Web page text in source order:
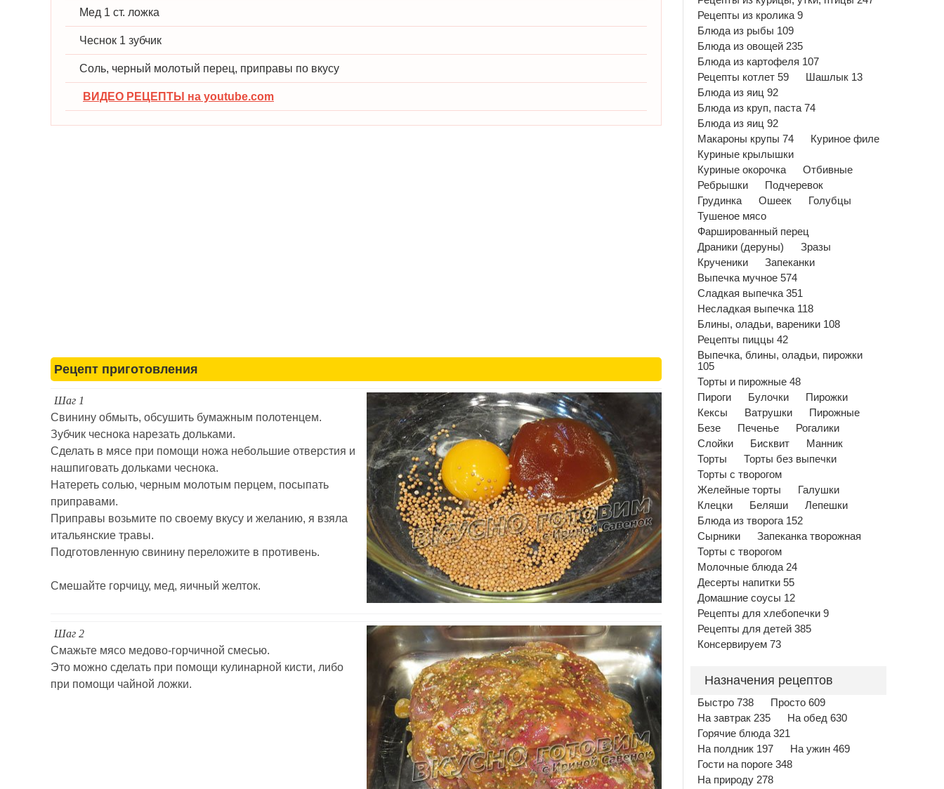
Мед 1 ст. ложка
Чеснок 1 зубчик
Соль, черный молотый перец, приправы по вкусу
ВИДЕО РЕЦЕПТЫ на youtube.com
Рецепт приготовления
Шаг 1
Свинину обмыть, обсушить бумажным полотенцем.
Зубчик чеснока нарезать дольками.
Сделать в мясе при помощи ножа небольшие отверстия и
нашпиговать дольками чеснока.
Натереть солью, черным молотым перцем, посыпать
приправами.
Приправы возьмите по своему вкусу и желанию, я взяла
итальянские травы.
Подготовленную свинину переложите в противень.
Смешайте горчицу, мед, яичный желток.
Шаг 2
Смажьте мясо медово-горчичной смесью.
Это можно сделать при помощи кулинарной кисти, либо
при помощи чайной ложки.
Рецепты из кролика 9
Блюда из рыбы 109
Блюда из овощей 235
Блюда из картофеля 107
Рецепты котлет 59
Шашлык 13
Блюда из яиц 92
Блюда из круп, паста 74
Блюда из яиц 92
Макароны крупы 74
Куриное филе
Куриные крылышки
Куриные окорочка
Отбивные
Ребрышки
Подчеревок
Грудинка
Ошеек
Голубцы
Тушеное мясо
Фаршированный перец
Драники (деруны)
Зразы
Крученики
Запеканки
Выпечка мучное 574
Сладкая выпечка 351
Несладкая выпечка 118
Блины, оладьи, вареники 108
Рецепты пиццы 42
Выпечка, блины, оладьи, пирожки
105
Торты и пирожные 48
Пироги
Булочки
Пирожки
Кексы
Ватрушки
Пирожные
Безе
Печенье
Рогалики
Слойки
Бисквит
Манник
Торты
Торты без выпечки
Торты с творогом
Желейные торты
Галушки
Клецки
Беляши
Лепешки
Блюда из творога 152
Сырники
Запеканка творожная
Торты с творогом
Молочные блюда 24
Десерты напитки 55
Домашние соусы 12
Рецепты для хлебопечки 9
Рецепты для детей 385
Консервируем 73
Назначения рецептов
Быстро 738
Просто 609
На завтрак 235
На обед 630
Горячие блюда 321
На полдник 197
На ужин 469
Гости на пороге 348
На природу 278